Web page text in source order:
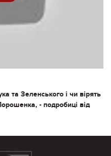
та Зеленського і чи вірять
- подробиці від